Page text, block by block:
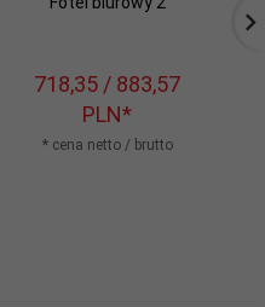
718,35 / 883,57
PLN*
* cena netto / brutto